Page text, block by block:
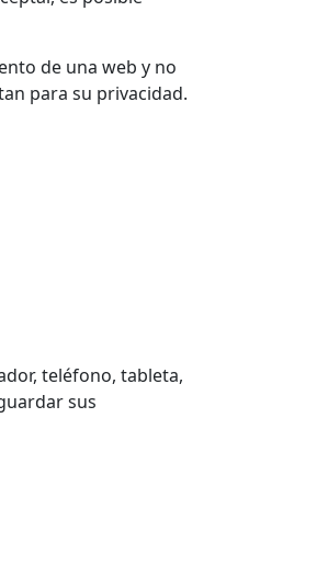
de una web y no
para su privacidad.
teléfono, tableta,
sus